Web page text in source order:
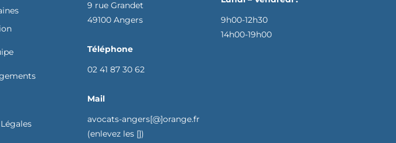
9 rue Grandet
49100 Angers
Téléphone
02 41 87 30 62
Mail
avocats-angers[@]orange.fr
(enlevez les [])
9h00-12h30
14h00-19h00